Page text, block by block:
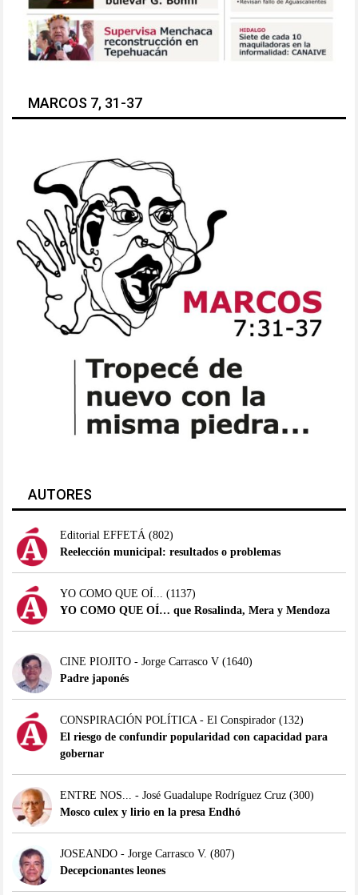
MARCOS 7, 31-37
AUTORES
Editorial EFFETÁ (802)
Reelección municipal: resultados o problemas
YO COMO QUE OÍ...
(1137)
YO COMO QUE OÍ… que Rosalinda, Mera y Mendoza
CINE PIOJITO - Jorge Carrasco V(1640)
Padre japonés
CONSPIRACIÓN POLÍTICA - El Conspirador(132)
El riesgo de confundir popularidad con capacidad para
gobernar
ENTRE NOS... - José Guadalupe Rodríguez Cruz(300)
Mosco culex y lirio en la presa Endhó
JOSEANDO - Jorge Carrasco V. (807)
Decepcionantes leones